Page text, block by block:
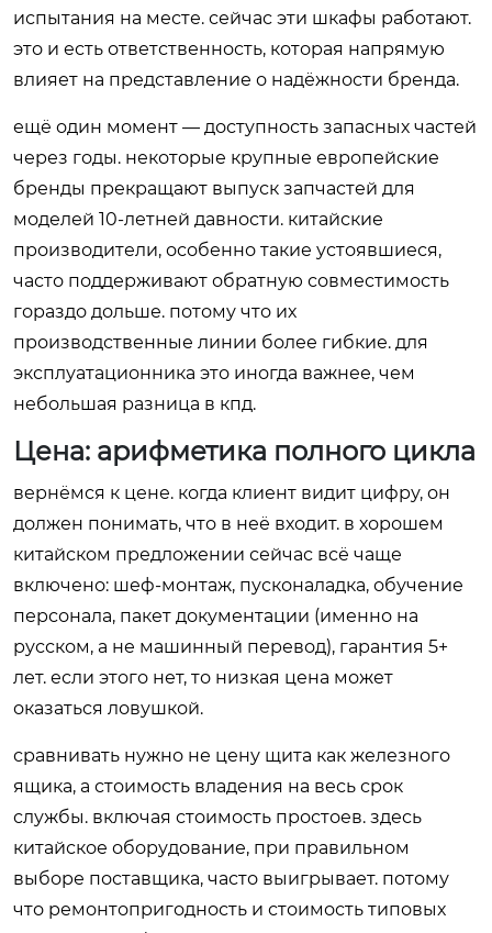
испытания на месте. сейчас эти шкафы работают.
это и есть ответственность, которая напрямую
влияет на представление о надёжности бренда.
ещё один момент — доступность запасных частей
через годы. некоторые крупные европейские
бренды прекращают выпуск запчастей для
моделей 10-летней давности. китайские
производители, особенно такие устоявшиеся,
часто поддерживают обратную совместимость
гораздо дольше. потому что их
производственные линии более гибкие. для
эксплуатационника это иногда важнее, чем
небольшая разница в кпд.
Цена: арифметика полного цикла
вернёмся к цене. когда клиент видит цифру, он
должен понимать, что в неё входит. в хорошем
китайском предложении сейчас всё чаще
включено: шеф-монтаж, пусконаладка, обучение
персонала, пакет документации (именно на
русском, а не машинный перевод), гарантия 5+
лет. если этого нет, то низкая цена может
оказаться ловушкой.
сравнивать нужно не цену щита как железного
ящика, а стоимость владения на весь срок
службы. включая стоимость простоев. здесь
китайское оборудование, при правильном
выборе поставщика, часто выигрывает. потому
что ремонтопригодность и стоимость типовых